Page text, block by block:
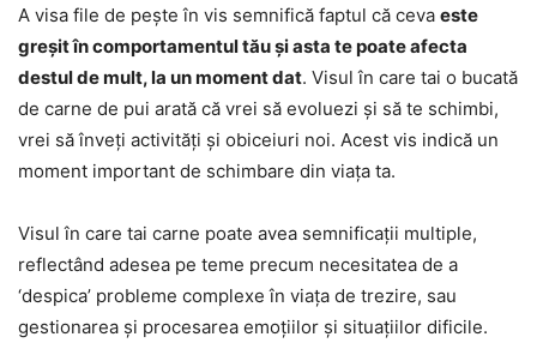
A visa file de pește în vis semnifică faptul că ceva este
greșit în comportamentul tău și asta te poate afecta
destul de mult, la un moment dat. Visul în care tai o bucată
de carne de pui arată că vrei să evoluezi și să te schimbi,
vrei să înveți activități și obiceiuri noi. Acest vis indică un
moment important de schimbare din viața ta.
Visul în care tai carne poate avea semnificații multiple,
reflectând adesea pe teme precum necesitatea de a
‘despica’ probleme complexe în viața de trezire, sau
gestionarea și procesarea emoțiilor și situațiilor dificile.